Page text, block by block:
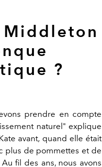
Middleton
?
prendre en compte
naturel" explique
avant, quand elle était
plus de pommettes et de
fil des ans, nous avons